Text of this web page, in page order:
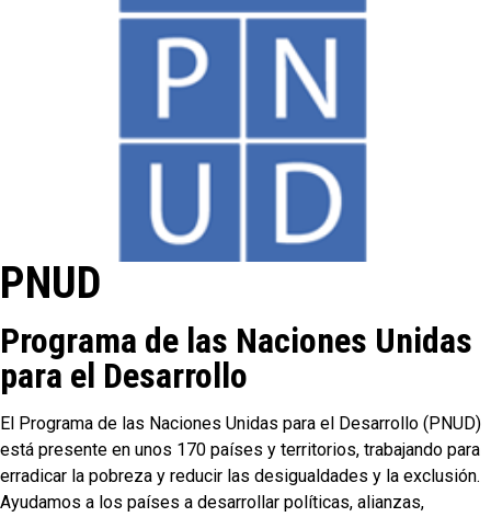
PNUD
Programa de las Naciones Unidas
para el Desarrollo
El Programa de las Naciones Unidas para el Desarrollo (PNUD)
está presente en unos 170 países y territorios, trabajando para
erradicar la pobreza y reducir las desigualdades y la exclusión.
Ayudamos a los países a desarrollar políticas, alianzas,